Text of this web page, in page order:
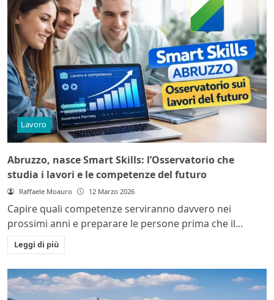
Lavoro
Abruzzo, nasce Smart Skills: l’Osservatorio che
studia i lavori e le competenze del futuro
Raffaele Moauro 12 Marzo 2026
Capire quali competenze serviranno davvero nei
prossimi anni e preparare le persone prima che il...
Leggi di più